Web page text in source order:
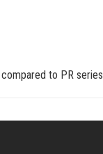
to PR series